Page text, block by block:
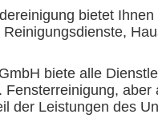
bietet
biete alle
der Leistungen des